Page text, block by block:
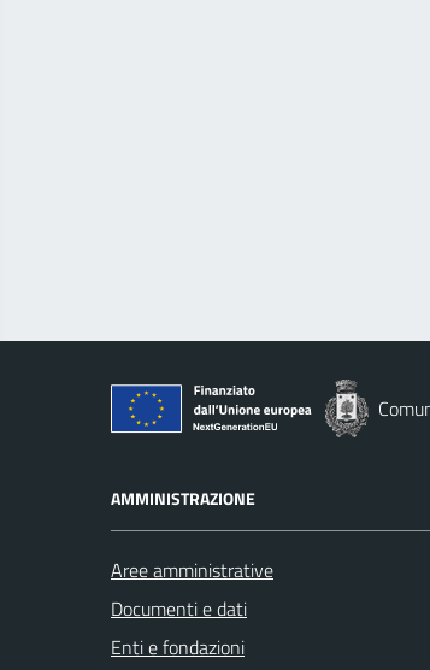
AMMINISTRAZIONE
Aree amministrative
Documenti e dati
Enti e fondazioni